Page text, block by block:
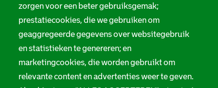
zorgen voor een beter gebruiksgemak;
prestatiecookies, die we gebruiken om
geaggregeerde gegevens over websitegebruik
en statistieken te genereren; en
marketingcookies, die worden gebruikt om
relevante content en advertenties weer te geven.